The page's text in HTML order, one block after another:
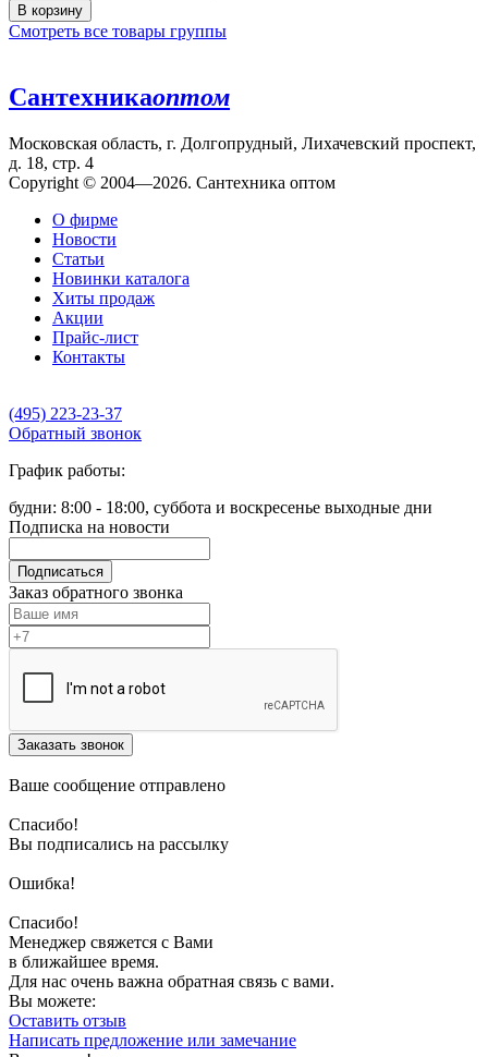
В корзину
Смотреть все товары группы
Сантехникаоптом
Московская область, г. Долгопрудный, Лихачевский проспект,
д. 18, стр. 4
Copyright © 2004—2026. Сантехника оптом
О фирме
Новости
Статьи
Новинки каталога
Хиты продаж
Акции
Прайс-лист
Контакты
(495) 223-23-37
Обратный звонок
График работы:
будни: 8:00 - 18:00, суббота и воскресенье выходные дни
Подписка на новости
Подписаться
Заказ обратного звонка
Заказать звонок
Ваше сообщение отправлено
Спасибо!
Вы подписались на рассылку
Ошибка!
Спасибо!
Менеджер свяжется с Вами
в ближайшее время.
Для нас очень важна обратная связь с вами.
Вы можете:
Оставить отзыв
Написать предложение или замечание